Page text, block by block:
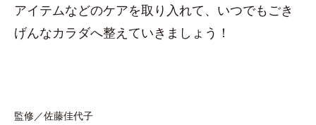
アイテムなどのケアを取り入れて、いつでもごき
げんなカラダへ整えていきましょう！
監修／佐藤佳代子